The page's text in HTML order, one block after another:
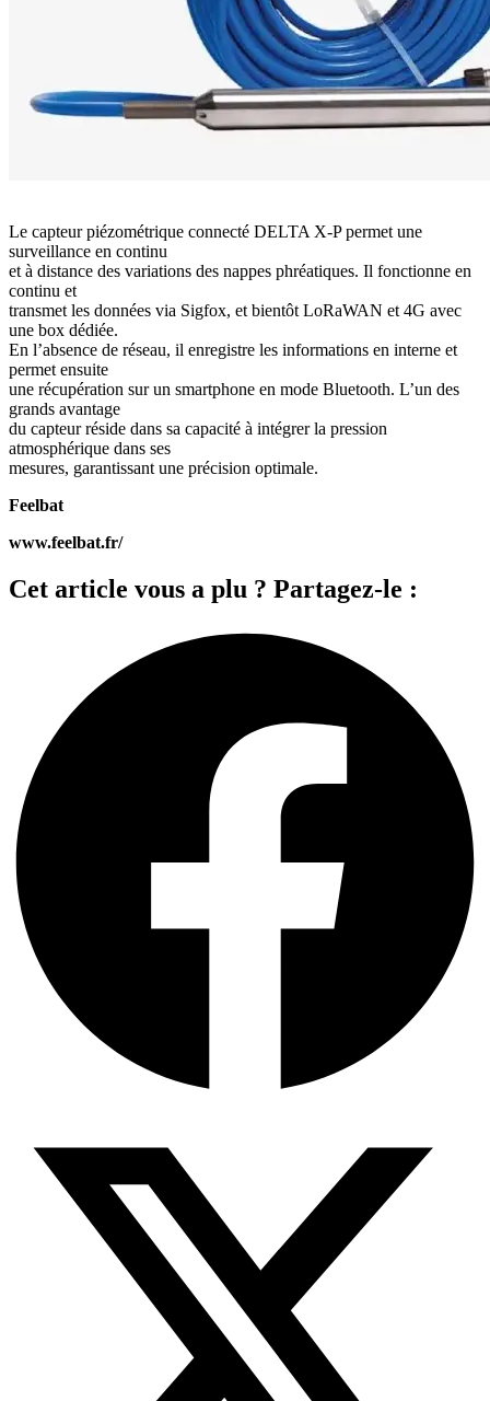
Le capteur piézométrique connecté DELTA X-P permet une
surveillance en continu
et à distance des variations des nappes phréatiques. Il fonctionne en
continu et
transmet les données via Sigfox, et bientôt LoRaWAN et 4G avec
une box dédiée.
En l’absence de réseau, il enregistre les informations en interne et
permet ensuite
une récupération sur un smartphone en mode Bluetooth. L’un des
grands avantage
du capteur réside dans sa capacité à intégrer la pression
atmosphérique dans ses
mesures, garantissant une précision optimale.
Feelbat
www.feelbat.fr/
Cet article vous a plu ? Partagez-le :